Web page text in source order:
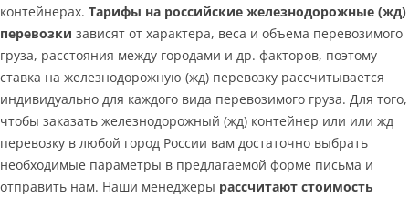
контейнерах. Тарифы на российские железнодорожные (жд)
перевозки зависят от характера, веса и объема перевозимого
груза, расстояния между городами и др. факторов, поэтому
ставка на железнодорожную (жд) перевозку рассчитывается
индивидуально для каждого вида перевозимого груза. Для того,
чтобы заказать железнодорожный (жд) контейнер или или жд
перевозку в любой город России вам достаточно выбрать
необходимые параметры в предлагаемой форме письма и
отправить нам. Наши менеджеры рассчитают стоимость